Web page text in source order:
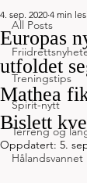
All Posts
Treningstips
Spirit-nytt
Terreng og
Europas
utfoldet
Mathea
Bislett
4. sep. 2020 4 min
Oppdatert: 5.